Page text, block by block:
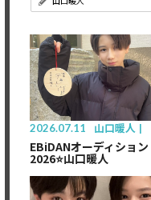
2026.07.11 山口暖人
EBiDANオーディション
2026⭐️山口暖人